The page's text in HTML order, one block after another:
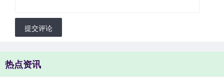
提交评论
热点资讯